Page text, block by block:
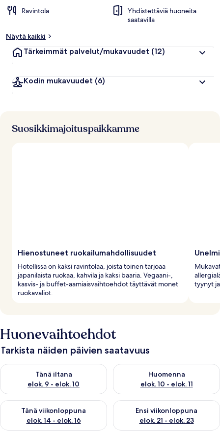
Ravintola
Yhdistettäviä huoneita
saatavilla
Näytä kaikki
Tärkeimmät palvelut/mukavuudet (12)
Kodin mukavuudet (6)
Suosikkimajoituspaikkamme
Hienostuneet ruokailumahdollisuudet
Hotellissa on kaksi ravintolaa, joista toinen tarjoaa
japanilaista ruokaa, kahvila ja kaksi baaria. Vegaani-,
kasvis- ja buffet-aamiaisvaihtoehdot täyttävät monet
ruokavaliot.
tyynyt
Huonevaihtoehdot
Tarkista näiden päivien saatavuus
Tänä iltana
elok. 9 - elok. 10
Tarkista tämän illan saatavuus elok. 9 - elok. 10
Huomenna
elok. 10 - elok. 11
Tarkista huomisen saatavuus
Tänä viikonloppuna
elok. 14 - elok. 16
Tarkista tämän viikonlopun saatavuus elok. 14 - elok. 16
Ensi viikonloppuna
elok. 21 - elok. 23
Tarkista ensi viikonlopun